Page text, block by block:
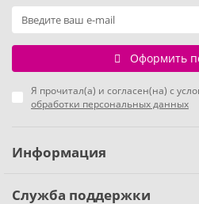
Оформить
Я прочитал(а) и согласен(на) с
обработки персональных данных
Информация
Служба поддержки